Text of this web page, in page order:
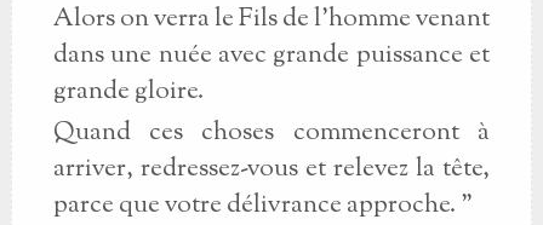
Alors on verra le Fils de l'homme venant
dans une nuée avec grande puissance et
grande gloire.
Quand ces choses commenceront à
arriver, redressez-vous et relevez la tête,
parce que votre délivrance approche. "